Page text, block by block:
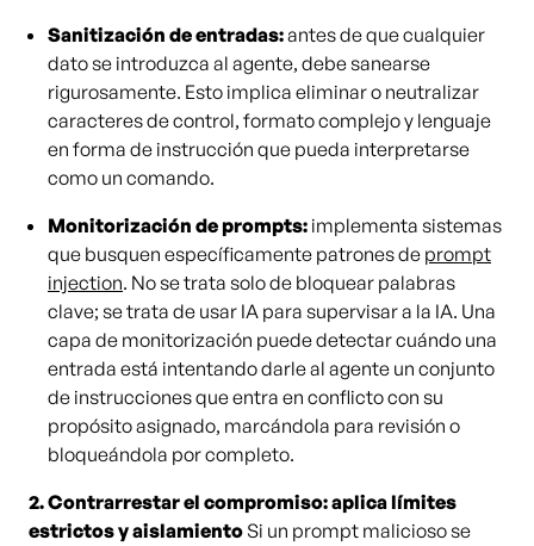
Sanitización de entradas:antes de que cualquier
dato se introduzca al agente, debe sanearse
rigurosamente. Esto implica eliminar o neutralizar
caracteres de control, formato complejo y lenguaje
en forma de instrucción que pueda interpretarse
como un comando.
Monitorización de prompts: implementa sistemas
que busquen específicamente patrones de prompt
injection. No se trata solo de bloquear palabras
clave; se trata de usar IA para supervisar a la IA. Una
capa de monitorización puede detectar cuándo una
entrada está intentando darle al agente un conjunto
de instrucciones que entra en conflicto con su
propósito asignado, marcándola para revisión o
bloqueándola por completo.
2. Contrarrestar el compromiso: aplica límites
estrictos y aislamiento Si un prompt malicioso se